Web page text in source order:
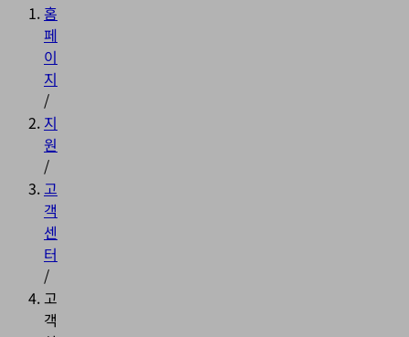
홈
페
이
지
/
지
원
/
고
객
센
터
/
고
객